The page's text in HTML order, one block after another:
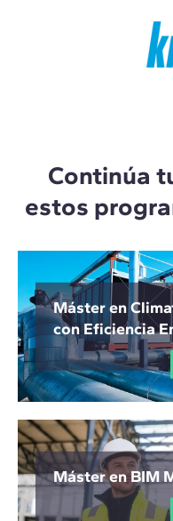
Continúa
estos
Máster en
con Eficiencia
Máster en BIM